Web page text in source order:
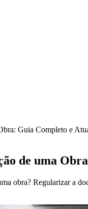
Guia Completo e
de uma
obra? Regularizar a